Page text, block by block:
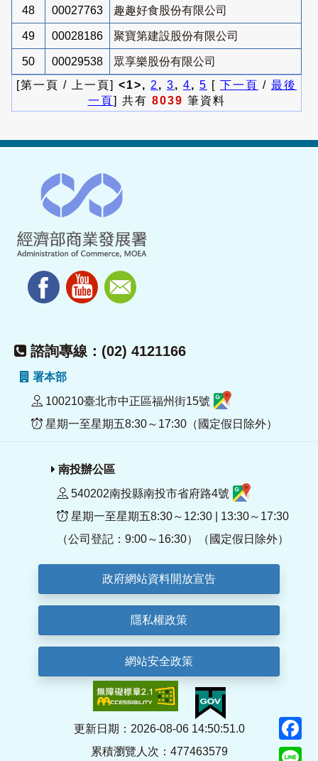
48 00027763 趣趣好食股份有限公司
49 00028186 聚寶第建設股份有限公司
50 00029538
眾享樂股份有限公司
[第一頁 / 上一頁] <1>, 2 , 3, 4, 5 [ 下一頁 / 最後
一頁] 共有 8039 筆資料
諮詢專線：(02) 4121166
署本部
100210臺北市中正區福州街15號
星期一至星期五8:30～17:30（國定假日除外）
南投辦公區
540202南投縣南投市省府路4號
星期一至星期五8:30～12:30 | 13:30～17:30
（公司登記：9:00～16:30）（國定假日除外）
政府網站資料開放宣告
隱私權政策
網站安全政策
更新日期：2026-08-06 14:50:51.0
累積瀏覽人次：477463579